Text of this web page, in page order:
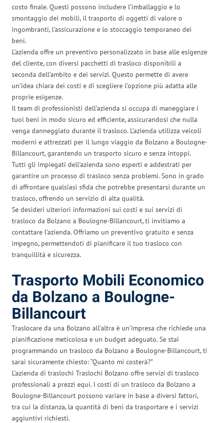
costo finale. Questi possono includere l’imballaggio e lo
smontaggio dei mobili, il trasporto di oggetti di valore o
ingombranti, l’assicurazione e lo stoccaggio temporaneo dei
beni.
L’azienda offre un preventivo personalizzato in base alle esigenze
del cliente, con diversi pacchetti di trasloco disponibili a
seconda dell’ambito e dei servizi. Questo permette di avere
un’idea chiara dei costi e di scegliere l’opzione più adatta alle
proprie esigenze.
Il team di professionisti dell’azienda si occupa di maneggiare i
tuoi beni in modo sicuro ed efficiente, assicurandosi che nulla
venga danneggiato durante il trasloco. L’azienda utilizza veicoli
moderni e attrezzati per il lungo viaggio da Bolzano a Boulogne-
Billancourt, garantendo un trasporto sicuro e senza intoppi.
Tutti gli impiegati dell’azienda sono esperti e addestrati per
garantire un processo di trasloco senza problemi. Sono in grado
di affrontare qualsiasi sfida che potrebbe presentarsi durante un
trasloco, offrendo un servizio di alta qualità.
Se desideri ulteriori informazioni sui costi e sui servizi di
trasloco da Bolzano a Boulogne-Billancourt, ti invitiamo a
contattare l’azienda. Offriamo un preventivo gratuito e senza
impegno, permettendoti di pianificare il tuo trasloco con
tranquillità e sicurezza.
Trasporto Mobili Economico
da Bolzano a Boulogne-
Billancourt
Traslocare da una Bolzano all’altra è un’impresa che richiede una
pianificazione meticolosa e un budget adeguato. Se stai
programmando un trasloco da Bolzano a Boulogne-Billancourt, ti
sarai sicuramente chiesto: “Quanto mi costerà?”
L’azienda di traslochi Traslochi Bolzano offre servizi di trasloco
professionali a prezzi equi. I costi di un trasloco da Bolzano a
Boulogne-Billancourt possono variare in base a diversi fattori,
tra cui la distanza, la quantità di beni da trasportare e i servizi
aggiuntivi richiesti.